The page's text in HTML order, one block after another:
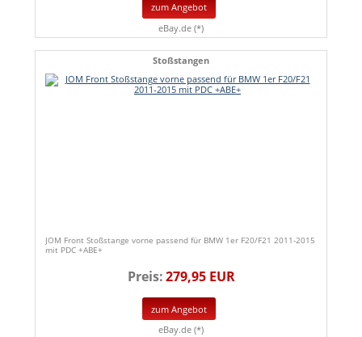
zum Angebot
eBay.de (*)
Stoßstangen
JOM Front Stoßstange vorne passend für BMW 1er F20/F21 2011-2015
mit PDC +ABE+
Preis:279,95 EUR
zum Angebot
eBay.de (*)